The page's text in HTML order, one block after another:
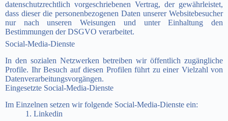
datenschutzrechtlich vorgeschriebenen Vertrag, der gewährleistet,
dass dieser die personenbezogenen Daten unserer Websitebesucher
nur nach unseren Weisungen und unter Einhaltung den
Bestimmungen der DSGVO verarbeitet.
Social-Media-Dienste
In den sozialen Netzwerken betreiben wir öffentlich zugängliche
Profile. Ihr Besuch auf diesen Profilen führt zu einer Vielzahl von
Datenverarbeitungsvorgängen.
Eingesetzte Social-Media-Dienste
Im Einzelnen setzen wir folgende Social-Media-Dienste ein:
1. Linkedin